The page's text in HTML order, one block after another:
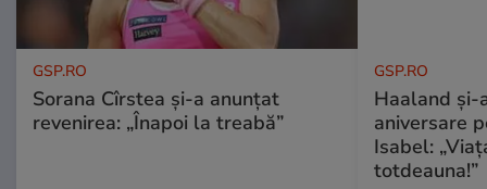
GSP.RO
Sorana Cîrstea și-a anunțat
revenirea: „Înapoi la treabă”
GSP.RO
Haaland
aniversare
Isabel:
totdeauna!”